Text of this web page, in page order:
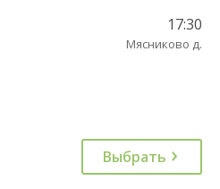
17:30
Мясниково д.
Выбрать